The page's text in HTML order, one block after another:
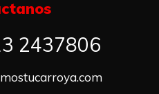
2437806